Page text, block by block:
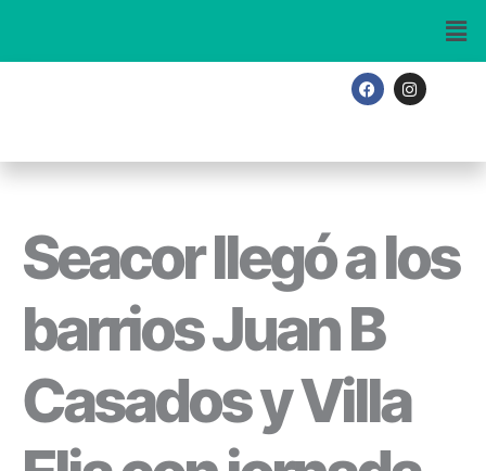
contenido
F
a
o
I
n
g
Seacor llegó a los
barrios Juan B
Casados y Villa